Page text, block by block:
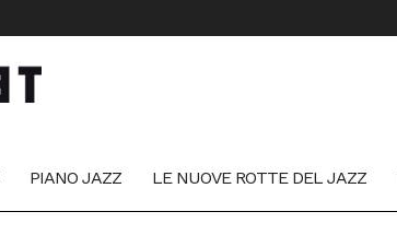
PIANO JAZZ LE NUOVE ROTTE DEL JAZZ